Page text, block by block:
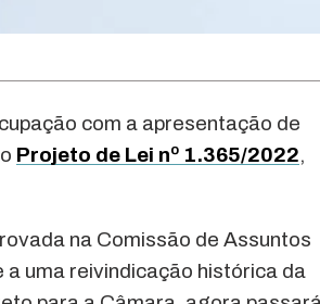
com a apresentação de
Projeto de Lei nº 1.365/2022,
na Comissão de Assuntos
uma reivindicação histórica da